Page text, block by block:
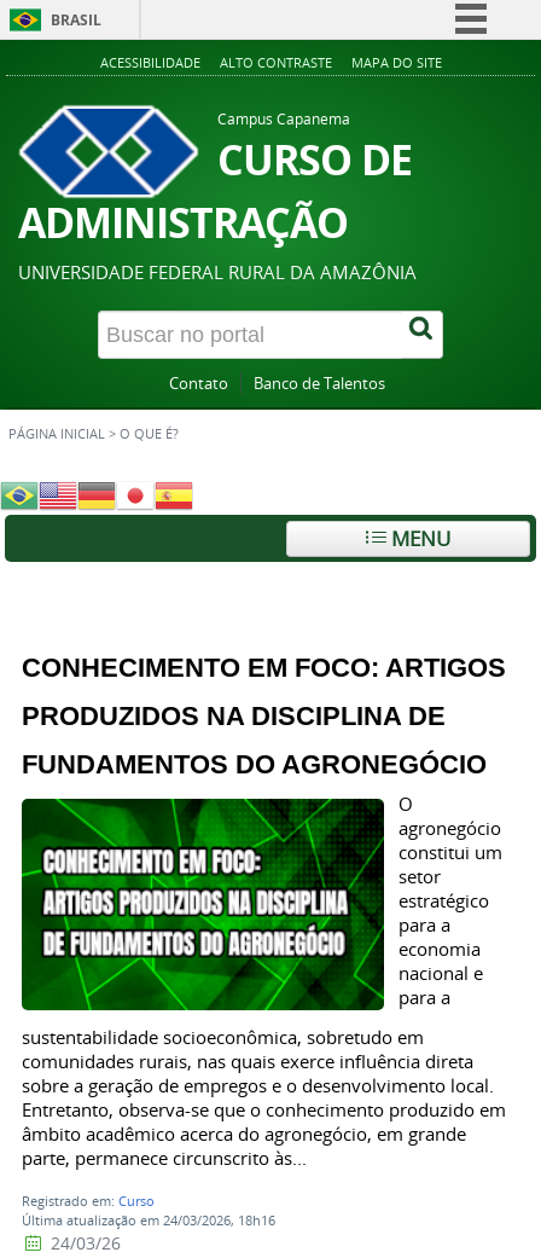
BRASIL
Simplifique!
Acesso à informação
Legislação
ACESSIBILIDADE ALTO CONTRASTE MAPA DO SITE
Campus Capanema
CURSO DE
ADMINISTRAÇÃO
UNIVERSIDADE FEDERAL RURAL DA AMAZÔNIA
Contato Banco de Talentos
PÁGINA INICIAL > O QUE É?
MENU
CONHECIMENTO EM FOCO: ARTIGOS
PRODUZIDOS NA DISCIPLINA DE
FUNDAMENTOS DO AGRONEGÓCIO
O
agronegócio
constitui um
setor
estratégico
para a
economia
nacional e
para a
sustentabilidade socioeconômica, sobretudo em
comunidades rurais, nas quais exerce influência direta
sobre a geração de empregos e o desenvolvimento local.
Entretanto, observa-se que o conhecimento produzido em
âmbito acadêmico acerca do agronegócio, em grande
parte, permanece circunscrito às...
Registrado em: Curso
Última atualização em 24/03/2026, 18h16
24/03/26